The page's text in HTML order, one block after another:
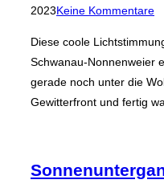
2023Keine Kommentare
Diese coole
Schwanau-Nonnenweier
gerade noch unter die
Gewitterfront und fertig